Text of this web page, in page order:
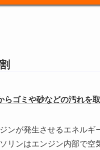
ゴミや砂などの汚れを取
ンが発生させるエネルギ
リンはエンジン内部で空